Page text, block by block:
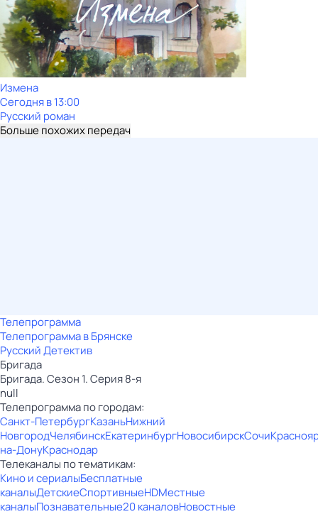
Измена
Сегодня в 13:00
Русский роман
Больше похожих передач
Телепрограмма
Телепрограмма в Брянске
Русский Детектив
Бригада
Бригада. Сезон 1. Серия 8-я
null
Телепрограмма по городам:
Санкт-ПетербургКазаньНижний
НовгородЧелябинскЕкатеринбургНовосибирскСочи
на-ДонуКраснодар
Телеканалы по тематикам:
Кино и сериалыБесплатные
каналыДетскиеСпортивныеHDМестные
каналыПознавательные20 каналовНовостные